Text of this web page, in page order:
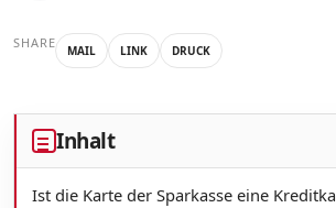
SHARE MAIL LINK DRUCK
Inhalt
Ist die Karte der Sparkasse eine